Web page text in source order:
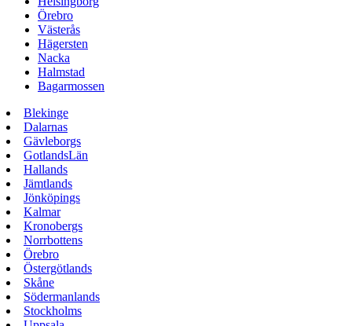
Örebro
Västerås
Hägersten
Nacka
Halmstad
Bagarmossen
Blekinge
Dalarnas
Gävleborgs
GotlandsLän
Hallands
Jämtlands
Jönköpings
Kalmar
Kronobergs
Norrbottens
Örebro
Östergötlands
Skåne
Södermanlands
Stockholms